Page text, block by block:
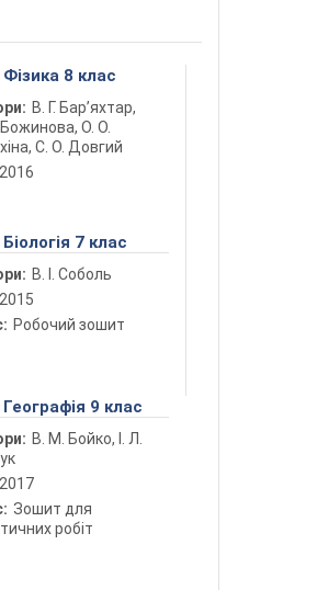
8 клас
В. Г. Бар’яхтар,
О. О.
С. О. Довгий
2016
7 клас
В. І. Соболь
2015
Робочий зошит
9 клас
В. М. Бойко, І. Л.
2017
Зошит для
робіт